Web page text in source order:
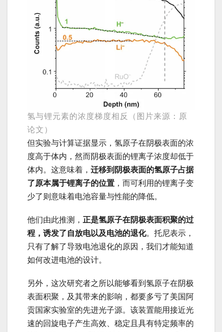
氢与锂元素的浓度梯度相反（图片来源：原
论文）
但实验与计算证据显示，氢原子在阴极表面的浓
度高于体内，然而阴极表面的锂离子浓度却低于
体内。这意味着， 迁移到阴极表面的氢原子占据
了原本属于锂离子的位置 ，而可利用的锂离子变
少了则意味着电池容量与性能的降低。
他们由此推测， 正是氢原子在阴极表面积聚的过
程，诱发了自放电以及电池的退化。托尼表示，
只有了解了导致电池退化的原因，我们才能知道
如何改进电池的设计。
另外，这次研究者之所以能够看到氢原子在阴极
表面积聚，及其带来的影响，都要多亏了美国阿
贡国家实验室的先进光子源。该装置能用接近光
速的回旋电子产生高效、稳定且具有特定频率的